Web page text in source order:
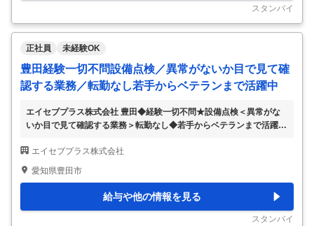
ロセス最適化などのDX推進に繋がる仕事をして頂きます。 ◆車両安
全システム設計領域 設計業…
スタンバイ
正社員 未経験OK
豊田経験一切不問設備点検／異常がないか目で見て確
認する業務／転勤なし若手からベテランまで活躍中
エイセブプラス株式会社 豊田◆経験一切不問★設備点検＜異常がな
いか目で見て確認する業務＞転勤なし◆若手からベテランまで活躍中
て確認する業務＞転勤なし◆若手からベテランまで活躍中 【具体的
な仕事内容】 ～年間休日121日/県外への転勤なし～ ～異常がないか
ンまで活躍中で長期就業可能～ ■採用背景 トヨタグループのパートナ
ー企業として自動車開発からバックオフィス業務まで幅広い関係性を
持っている同社が、今後のニーズに対応すべく、新たなメンバーの増
エイセブプラス株式会社
愛知県豊田市
給与や他の情報を見る
スタンバイ